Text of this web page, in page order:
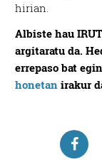
hirian.
Albiste hau
argitaratu da.
errepaso bat
honetan irakur